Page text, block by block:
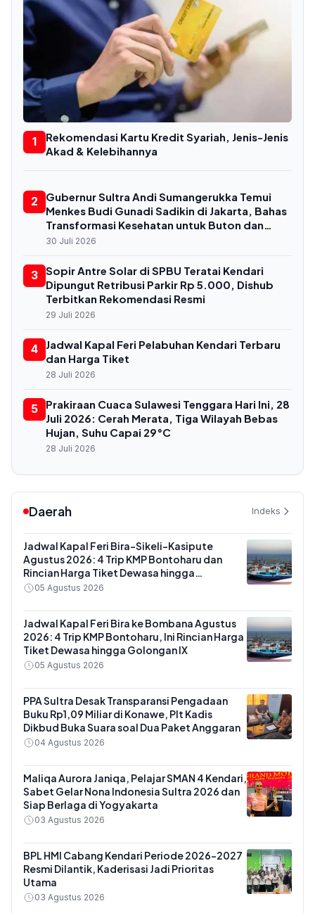
1
Rekomendasi Kartu Kredit Syariah, Jenis-Jenis
Akad & Kelebihannya
2
Gubernur Sultra Andi Sumangerukka Temui
Menkes Budi Gunadi Sadikin di Jakarta, Bahas
Transformasi Kesehatan untuk Buton dan
Baubau
30 Juli 2026
3 Sopir Antre Solar di SPBU Teratai Kendari
Dipungut Retribusi Parkir Rp 5.000, Dishub
Terbitkan Rekomendasi Resmi
29 Juli 2026
4
Jadwal Kapal Feri Pelabuhan Kendari Terbaru
dan Harga Tiket
28 Juli 2026
5
Prakiraan Cuaca Sulawesi Tenggara Hari Ini, 28
Juli 2026: Cerah Merata, Tiga Wilayah Bebas
Hujan, Suhu Capai 29°C
28 Juli 2026
Daerah Indeks
Jadwal Kapal Feri Bira-Sikeli-Kasipute
Agustus 2026: 4 Trip KMP Bontoharu dan
Rincian Harga Tiket Dewasa hingga
Kendaraan Golongan IX
05 Agustus 2026
Jadwal Kapal Feri Bira ke Bombana Agustus
2026: 4 Trip KMP Bontoharu, Ini Rincian Harga
Tiket Dewasa hingga Golongan IX
05 Agustus 2026
PPA Sultra Desak Transparansi Pengadaan
Buku Rp1,09 Miliar di Konawe, Plt Kadis
Dikbud Buka Suara soal Dua Paket Anggaran
04 Agustus 2026
Maliqa Aurora Janiqa, Pelajar SMAN 4 Kendari,
Sabet Gelar Nona Indonesia Sultra 2026 dan
Siap Berlaga di Yogyakarta
03 Agustus 2026
BPL HMI Cabang Kendari Periode 2026-2027
Resmi Dilantik, Kaderisasi Jadi Prioritas
Utama
03 Agustus 2026